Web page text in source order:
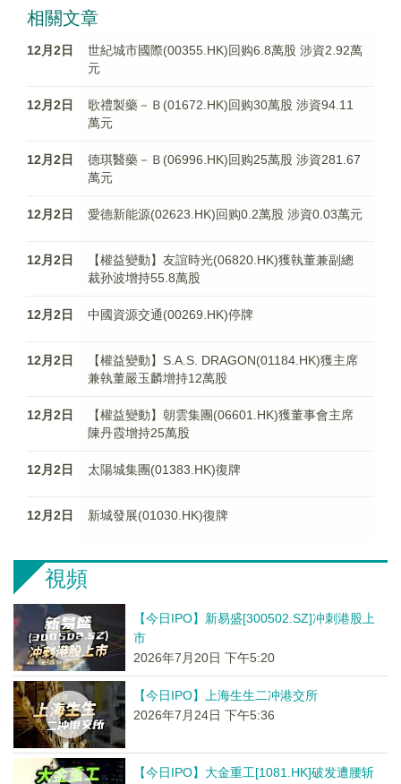
相關文章
12月2日
世紀城市國際(00355.HK)回购6.8萬股 涉資2.92萬
元
12月2日
歌禮製藥－Ｂ(01672.HK)回购30萬股 涉資94.11
萬元
12月2日
德琪醫藥－Ｂ(06996.HK)回购25萬股 涉資281.67
萬元
12月2日 愛德新能源(02623.HK)回购0.2萬股 涉資0.03萬元
12月2日
【權益變動】友誼時光(06820.HK)獲執董兼副總
裁孙波增持55.8萬股
12月2日 中國資源交通(00269.HK)停牌
12月2日
【權益變動】S.A.S. DRAGON(01184.HK)獲主席
兼執董嚴玉麟增持12萬股
12月2日
【權益變動】朝雲集團(06601.HK)獲董事會主席
陳丹霞增持25萬股
12月2日 太陽城集團(01383.HK)復牌
12月2日 新城發展(01030.HK)復牌
視頻
【今日IPO】新易盛[300502.SZ]冲刺港股上
市
2026年7月20日 下午5:20
【今日IPO】上海生生二冲港交所
2026年7月24日 下午5:36
【今日IPO】大金重工[1081.HK]破发遭腰斩